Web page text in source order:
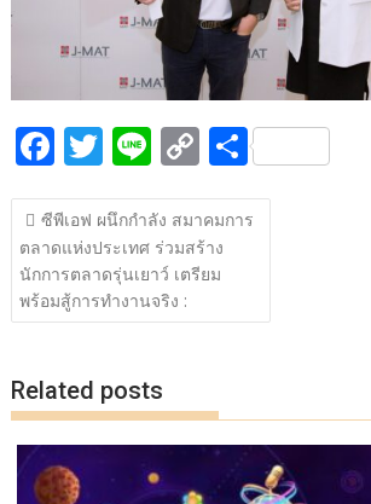
F
ac
e
b
o
o
k
T
w
itt
er
Li
n
e
C
o
p
y
n
S
h
ar
แนะแนว
เรื่อง
ซีพีเอฟ ผนึกกำลัง สมาคมการ
ตลาดแห่งประเทศ ร่วมสร้าง
นักการตลาดรุ่นเยาว์ เตรียม
พร้อมสู้การทำงานจริง :
Related posts